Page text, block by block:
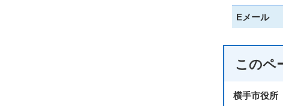
Eメール
このペ
横手市役